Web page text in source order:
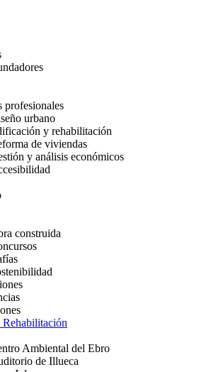
profesionales
urbano
y rehabilitación
de viviendas
y análisis económicos
construida
Ambiental del Ebro
de Illueca